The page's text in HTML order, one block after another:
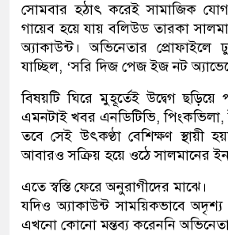
সোমবার হঠাৎ করেই সামাজিক
গায়েব হয়ে যায় বলিউড তারকা
অ্যাকাউন্ট। অভিনেতার প্রোফাইলে
যাচ্ছিল, ‘সরি দিজ পেজ ইজ নট
বিষয়টি ঘিরে মুহূর্তেই উদ্বেগ ছড়িয়ে
এমনটাই খবর এনডিটিভি, পিংকভিলা,
তবে সেই উৎকণ্ঠা বেশিক্ষণ স্থায়ী
আবারও সক্রিয় হয়ে ওঠে সালমানের
এতে স্বস্তি ফেরে অনুরাগীদের মাঝে।
যদিও অ্যাকাউন্ট সাময়িকভাবে
এখনো কোনো মন্তব্য করেননি